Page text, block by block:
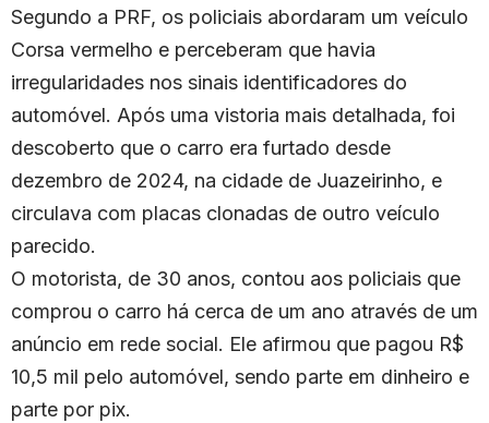
Segundo a PRF, os policiais abordaram um veículo
Corsa vermelho e perceberam que havia
irregularidades nos sinais identificadores do
automóvel. Após uma vistoria mais detalhada, foi
descoberto que o carro era furtado desde
dezembro de 2024, na cidade de Juazeirinho, e
circulava com placas clonadas de outro veículo
parecido.
O motorista, de 30 anos, contou aos policiais que
comprou o carro há cerca de um ano através de um
anúncio em rede social. Ele afirmou que pagou R$
10,5 mil pelo automóvel, sendo parte em dinheiro e
parte por pix.